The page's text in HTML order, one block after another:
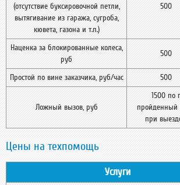
(отсутствие буксировочной петли,
вытягивание из гаража, сугроба,
кювета, газона и т.п.)
500
Наценка за блокированные колеса,
руб
500
Простой по вине заказчика, руб/час 500
Ложный вызов, руб
1500 по
пройденный
при
Цены на техпомощь
Услуги